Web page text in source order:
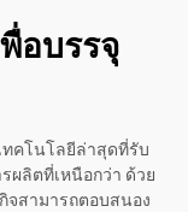
อบรรจุ
ทคโนโลยีล่าสุดที่รับ
ลิตที่เหนือกว่า ด้วย
จสามารถตอบสนอง